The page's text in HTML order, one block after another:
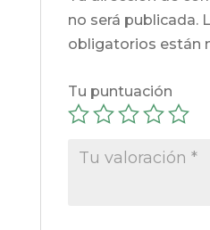
no será publicada.
obligatorios están
Tu puntuación